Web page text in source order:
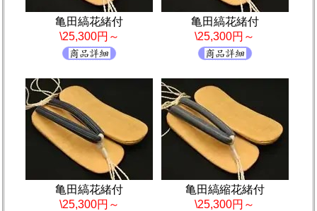
亀田縞花緒付
\25,300円～
亀田縞花緒付
\25,300円～
亀田縞花緒付
\25,300円～
亀田縞縮花緒付
\25,300円～